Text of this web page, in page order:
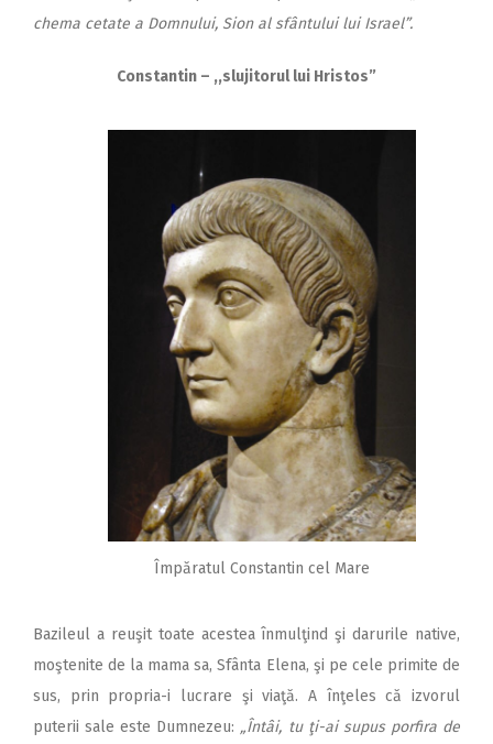
chema cetate a Domnului, Sion al sfântului lui Israel”.
Constantin – ,,slujitorul lui Hristos”
Împăratul Constantin cel Mare
Bazileul a reuşit toate acestea înmulţind şi darurile native,
moştenite de la mama sa, Sfânta Elena, şi pe cele primite de
sus, prin propria-i lucrare şi viaţă. A înţeles că izvorul
puterii sale este Dumnezeu: „Întâi, tu ţi-ai supus porfira de